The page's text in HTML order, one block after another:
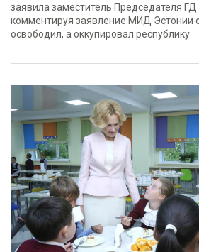
заявила заместитель Председателя
комментируя заявление МИД Эстонии
освободил, а оккупировал республику